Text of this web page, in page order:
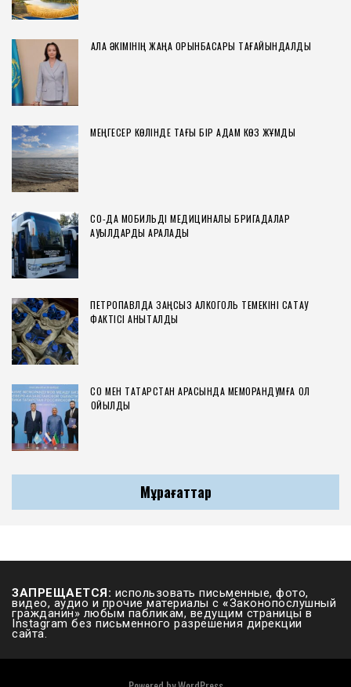
ҚАЛА ӘКІМІНІҢ ЖАҢА ОРЫНБАСАРЫ ТАҒАЙЫНДАЛДЫ
МЕҢГЕСЕР КӨЛІНДЕ ТАҒЫ БІР АДАМ КӨЗ ЖҰМДЫ
СҚО-ДА МОБИЛЬДІ МЕДИЦИНАЛЫҚ БРИГАДАЛАР
АУЫЛДАРДЫ АРАЛАДЫ
ПЕТРОПАВЛДА ЗАҢСЫЗ АЛКОГОЛЬ ТЕМЕКІНІ САҚТАУ
ФАКТІСІ АНЫҚТАЛДЫ
СҚО МЕН ТАТАРСТАН АРАСЫНДА МЕМОРАНДУМҒА ҚОЛ
ҚОЙЫЛДЫ
Мұрағаттар
ЗАПРЕЩАЕТСЯ: использовать письменные, фото,
видео, аудио и прочие материалы с «Законопослушный
гражданин» любым пабликам, ведущим страницы в
Instagram без письменного разрешения дирекции
сайта.